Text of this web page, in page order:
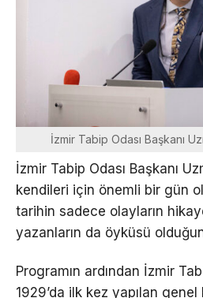
İzmir Tabip Odası Başkanı
İzmir Tabip Odası Başkanı
kendileri için önemli bir gün
tarihin sadece olayların
yazanların da öyküsü
Programın ardından İzmir
1929’da ilk kez yapılan